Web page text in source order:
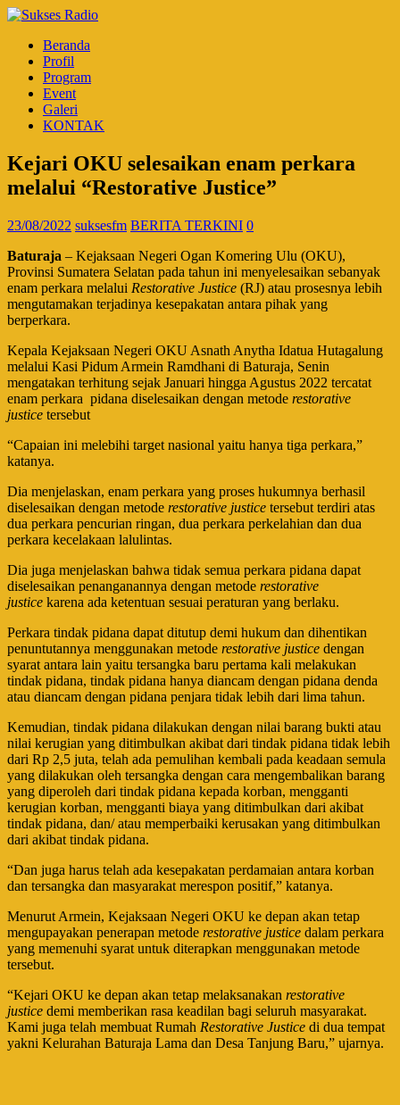
Beranda
Profil
Program
Event
Galeri
KONTAK
Kejari OKU selesaikan enam perkara
melalui “Restorative Justice”
23/08/2022 suksesfm BERITA TERKINI 0
Baturaja – Kejaksaan Negeri Ogan Komering Ulu (OKU),
Provinsi Sumatera Selatan pada tahun ini menyelesaikan sebanyak
enam perkara melalui Restorative Justice (RJ) atau prosesnya lebih
mengutamakan terjadinya kesepakatan antara pihak yang
berperkara.
Kepala Kejaksaan Negeri OKU Asnath Anytha Idatua Hutagalung
melalui Kasi Pidum Armein Ramdhani di Baturaja, Senin
mengatakan terhitung sejak Januari hingga Agustus 2022 tercatat
enam perkara pidana diselesaikan dengan metode restorative
justice tersebut
“Capaian ini melebihi target nasional yaitu hanya tiga perkara,”
katanya.
Dia menjelaskan, enam perkara yang proses hukumnya berhasil
diselesaikan dengan metode restorative justice tersebut terdiri atas
dua perkara pencurian ringan, dua perkara perkelahian dan dua
perkara kecelakaan lalulintas.
Dia juga menjelaskan bahwa tidak semua perkara pidana dapat
diselesaikan penanganannya dengan metode restorative
justice karena ada ketentuan sesuai peraturan yang berlaku.
Perkara tindak pidana dapat ditutup demi hukum dan dihentikan
penuntutannya menggunakan metode restorative justice dengan
syarat antara lain yaitu tersangka baru pertama kali melakukan
tindak pidana, tindak pidana hanya diancam dengan pidana denda
atau diancam dengan pidana penjara tidak lebih dari lima tahun.
Kemudian, tindak pidana dilakukan dengan nilai barang bukti atau
nilai kerugian yang ditimbulkan akibat dari tindak pidana tidak lebih
dari Rp 2,5 juta, telah ada pemulihan kembali pada keadaan semula
yang dilakukan oleh tersangka dengan cara mengembalikan barang
yang diperoleh dari tindak pidana kepada korban, mengganti
kerugian korban, mengganti biaya yang ditimbulkan dari akibat
tindak pidana, dan/ atau memperbaiki kerusakan yang ditimbulkan
dari akibat tindak pidana.
“Dan juga harus telah ada kesepakatan perdamaian antara korban
dan tersangka dan masyarakat merespon positif,” katanya.
Menurut Armein, Kejaksaan Negeri OKU ke depan akan tetap
mengupayakan penerapan metode restorative justice dalam perkara
yang memenuhi syarat untuk diterapkan menggunakan metode
tersebut.
“Kejari OKU ke depan akan tetap melaksanakan restorative
justice demi memberikan rasa keadilan bagi seluruh masyarakat.
Kami juga telah membuat Rumah Restorative Justice di dua tempat
yakni Kelurahan Baturaja Lama dan Desa Tanjung Baru,” ujarnya.